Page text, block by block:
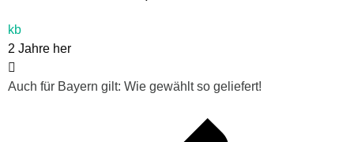
kb
2 Jahre her
Auch für Bayern gilt: Wie gewählt so geliefert!